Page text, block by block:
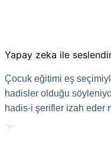
Yapay zeka ile
Çocuk eğitimi eş
hadisler olduğu
hadis-i şerifler izah eder